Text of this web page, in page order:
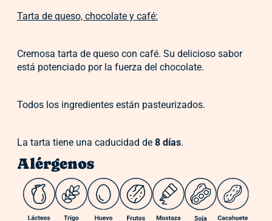
Tarta de queso, chocolate y café:
Cremosa tarta de queso con café. Su delicioso sabor
está potenciado por la fuerza del chocolate.
Todos los ingredientes están pasteurizados.
La tarta tiene una caducidad de 8 días.
Alérgenos